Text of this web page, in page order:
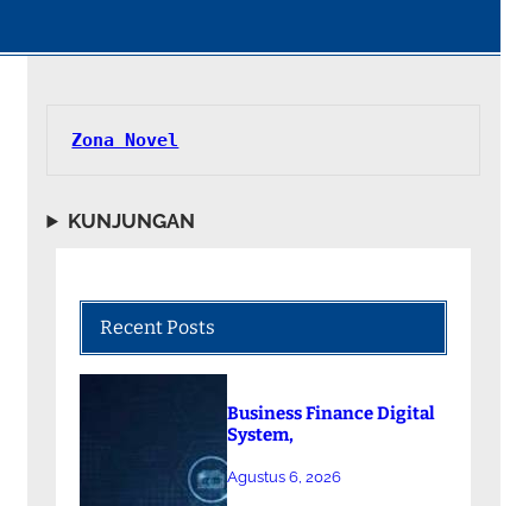
Zona Novel
KUNJUNGAN
Recent Posts
Business Finance Digital
System,
Agustus 6, 2026